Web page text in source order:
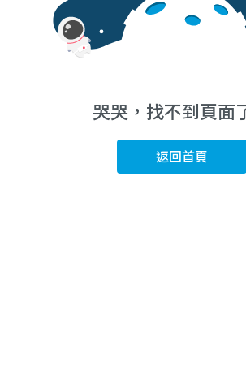
哭哭，找不到頁面
返回首頁